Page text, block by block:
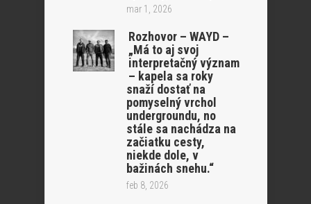
mar 1, 2026
Rozhovor – WAYD –
„Má to aj svoj
interpretačný význam
– kapela sa roky
snaží dostať na
pomyselný vrchol
undergroundu, no
stále sa nachádza na
začiatku cesty,
niekde dole, v
bažinách snehu.“
feb 8, 2026